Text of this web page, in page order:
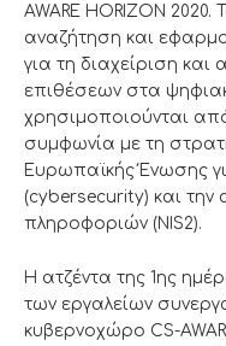
AWARE HORIZON
αναζήτηση και
για τη διαχείριση
επιθέσεων στα
χρησιμοποιούνται
συμφωνία με τη
Ευρωπαϊκής Ένωσης
(cybersecurity) και την
πληροφοριών (NIS2).
Η ατζέντα της 1ης
των εργαλείων
κυβερνοχώρο CS-